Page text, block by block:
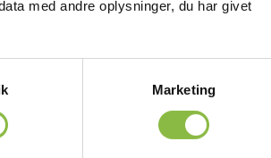
med andre oplysninger, du har givet
Marketing